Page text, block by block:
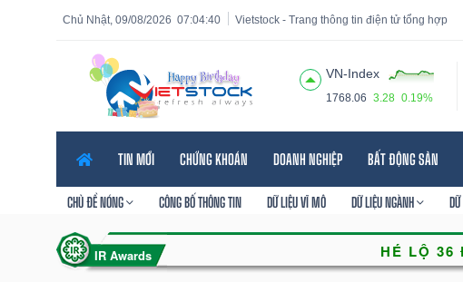
07:04:41
Chủ Nhật, 09/08/2026 Vietstock - Trang thông tin điện tử tổng hợp
VN-Index
1768.06 3.28 0.19%
TIN MỚI CHỨNG KHOÁN DOANH NGHIỆP BẤT ĐỘNG SẢN
CHỦ ĐỀ NÓNG CÔNG BỐ THÔNG TIN DỮ LIỆU VĨ MÔ DỮ LIỆU NGÀNH
Tính năng
năng
VIETSTOCK